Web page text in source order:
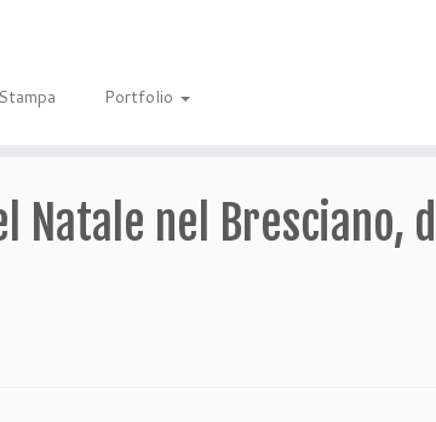
Portfolio
Natale nel Bresciano,